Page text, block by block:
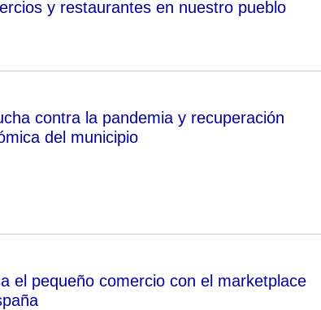
y restaurantes en nuestro pueblo
contra la pandemia y recuperación
del municipio
el pequeño comercio con el marketplace